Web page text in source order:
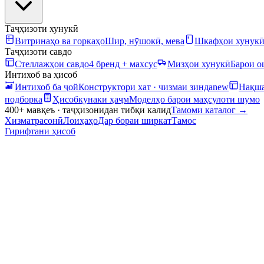
Таҷҳизоти хунукӣ
Витринаҳо ва горкаҳоШир, нӯшокӣ, мева Шкафҳои хунукӣ
Таҷҳизоти савдо
Стеллажҳои савдо4 бренд + махсус Мизҳои хунукӣБарои
Интихоб ва ҳисоб
Интихоб ба ҷойКонструктори хат · чизмаи зиндаnew
подборка
Ҳисобкунаки ҳаҷмМоделҳо барои маҳсулоти шумо
400+ мавқеъ · таҷҳизонидан тибқи калидТамоми каталог →
ХизматрасонӣЛоиҳаҳоДар бораи ширкатТамос
Гирифтани ҳисоб